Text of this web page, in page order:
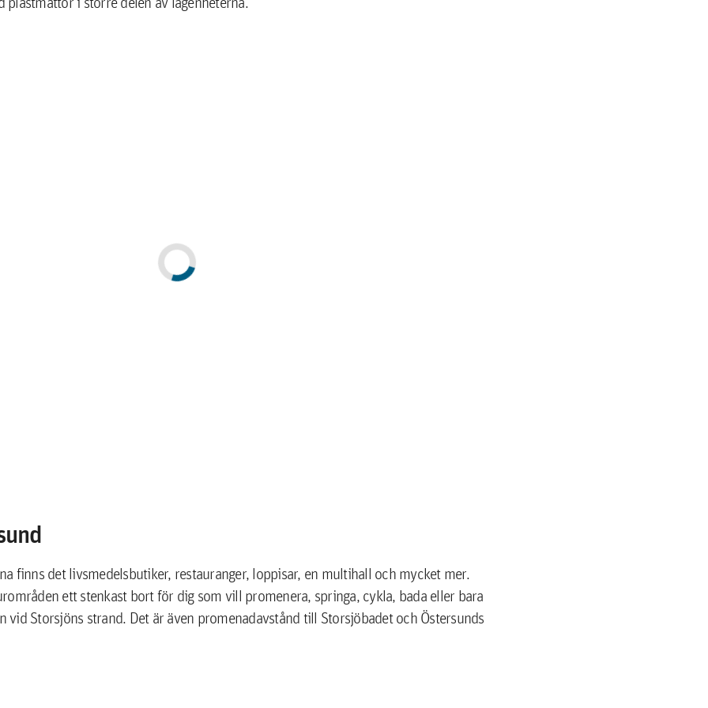
finns det livsmedelsbutiker, restauranger, loppisar, en multihall och mycket mer.
ett stenkast bort för dig som vill promenera, springa, cykla, bada eller bara
vid Storsjöns strand. Det är även promenadavstånd till Storsjöbadet och Östersunds